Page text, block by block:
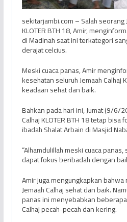
sekitarjambi.com – Salah seorang
KLOTER BTH 18, Amir,
di Madinah saat ini terkategori
derajat celcius.
Meski cuaca panas, Amir
kesehatan seluruh Jemaah Calhaj
keadaan sehat dan baik.
Bahkan pada hari ini, Jumat (9/6/
Calhaj KLOTER BTH 18 tetap bisa
ibadah Shalat Arbain di Masjid
“Alhamdulillah meski cuaca
dapat fokus beribadah dengan
Amir juga mengungkapkan
Jemaah Calhaj sehat dan baik.
panas ini menyebabkan
Calhaj pecah-pecah dan kering.